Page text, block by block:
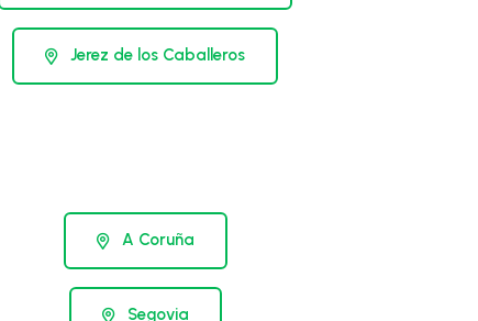
Jerez de los Caballeros
A Coruña
Segovia